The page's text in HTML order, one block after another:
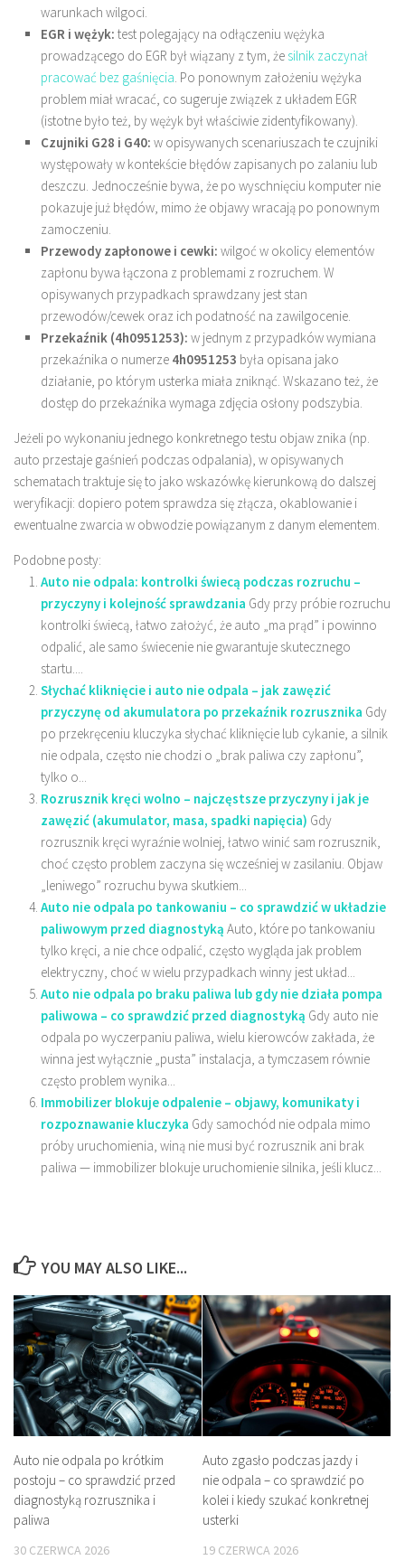
warunkach wilgoci.
EGR i wężyk: test polegający na odłączeniu wężyka
prowadzącego do EGR był wiązany z tym, że silnik zaczynał
pracować bez gaśnięcia . Po ponownym założeniu wężyka
problem miał wracać, co sugeruje związek z układem EGR
(istotne było też, by wężyk był właściwie zidentyfikowany).
Czujniki G28 i G40: w opisywanych scenariuszach te czujniki
występowały w kontekście błędów zapisanych po zalaniu lub
deszczu. Jednocześnie bywa, że po wyschnięciu komputer nie
pokazuje już błędów, mimo że objawy wracają po ponownym
zamoczeniu.
Przewody zapłonowe i cewki: wilgoć w okolicy elementów
zapłonu bywa łączona z problemami z rozruchem. W
opisywanych przypadkach sprawdzany jest stan
przewodów/cewek oraz ich podatność na zawilgocenie.
Przekaźnik (4h0951253): w jednym z przypadków wymiana
przekaźnika o numerze 4h0951253 była opisana jako
działanie, po którym usterka miała zniknąć. Wskazano też, że
dostęp do przekaźnika wymaga zdjęcia osłony podszybia.
Jeżeli po wykonaniu jednego konkretnego testu objaw znika (np.
auto przestaje gaśnień podczas odpalania), w opisywanych
schematach traktuje się to jako wskazówkę kierunkową do dalszej
weryfikacji: dopiero potem sprawdza się złącza, okablowanie i
ewentualne zwarcia w obwodzie powiązanym z danym elementem.
Podobne posty:
Auto nie odpala: kontrolki świecą podczas rozruchu –
przyczyny i kolejność sprawdzania Gdy przy próbie rozruchu
kontrolki świecą, łatwo założyć, że auto „ma prąd” i powinno
odpalić, ale samo świecenie nie gwarantuje skutecznego
startu....
Słychać kliknięcie i auto nie odpala – jak zawęzić
przyczynę od akumulatora po przekaźnik rozrusznika Gdy
po przekręceniu kluczyka słychać kliknięcie lub cykanie, a silnik
nie odpala, często nie chodzi o „brak paliwa czy zapłonu”,
tylko o...
Rozrusznik kręci wolno – najczęstsze przyczyny i jak je
zawęzić (akumulator, masa, spadki napięcia) Gdy
rozrusznik kręci wyraźnie wolniej, łatwo winić sam rozrusznik,
choć często problem zaczyna się wcześniej w zasilaniu. Objaw
„leniwego” rozruchu bywa skutkiem...
Auto nie odpala po tankowaniu – co sprawdzić w układzie
paliwowym przed diagnostyką Auto, które po tankowaniu
tylko kręci, a nie chce odpalić, często wygląda jak problem
elektryczny, choć w wielu przypadkach winny jest układ...
Auto nie odpala po braku paliwa lub gdy nie działa pompa
paliwowa – co sprawdzić przed diagnostyką Gdy auto nie
odpala po wyczerpaniu paliwa, wielu kierowców zakłada, że
winna jest wyłącznie „pusta” instalacja, a tymczasem równie
często problem wynika...
Immobilizer blokuje odpalenie – objawy, komunikaty i
rozpoznawanie kluczyka Gdy samochód nie odpala mimo
próby uruchomienia, winą nie musi być rozrusznik ani brak
paliwa — immobilizer blokuje uruchomienie silnika, jeśli klucz...
YOU MAY ALSO LIKE...
Auto nie odpala po krótkim
postoju – co sprawdzić przed
diagnostyką rozrusznika i
paliwa
30 CZERWCA 2026
Auto zgasło podczas jazdy i
nie odpala – co sprawdzić po
kolei i kiedy szukać konkretnej
usterki
19 CZERWCA 2026